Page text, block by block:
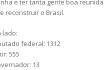
e ter tanta gente boa
reconstruir o Brasil.
lado:
federal: 1312
555
13